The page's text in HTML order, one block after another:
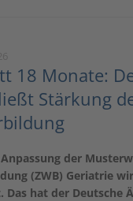
18 Monate:
Stärkung
der
(ZWB) Geriatrie
Das hat der Deutsche